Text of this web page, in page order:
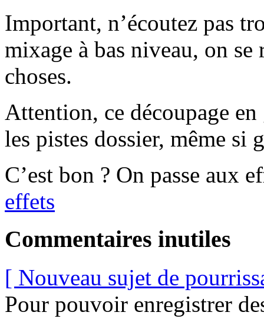
Important, n’écoutez pas
mixage à bas niveau, on se
choses.
Attention, ce découpage
les pistes dossier, même si
C’est bon ? On passe aux
effets
Commentaires inutiles
[ Nouveau sujet de
Pour pouvoir enregistrer